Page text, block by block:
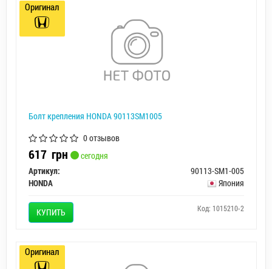
Болт крепления HONDA 90113SM1005
0 отзывов
617 грн
сегодня
Артикул:
90113-SM1-005
HONDA
Япония
КУПИТЬ Код: 1015210-2
Оригинал
Оригинал